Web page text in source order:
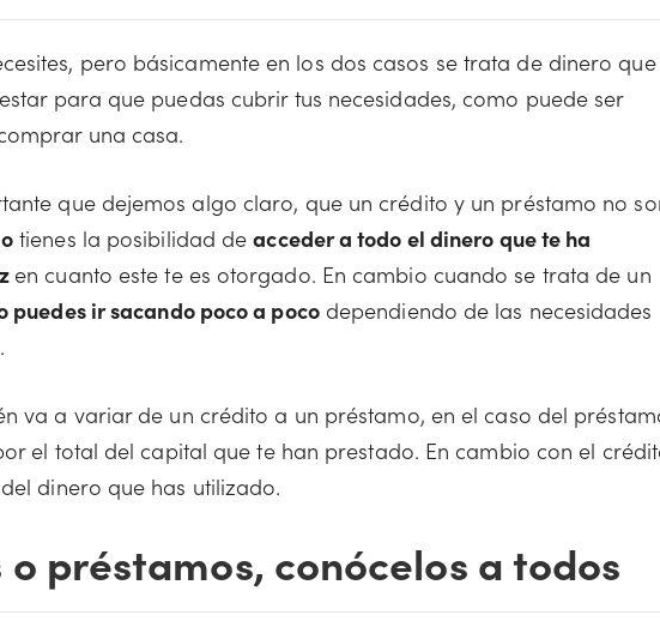
pero básicamente en los dos casos se trata de dinero que
para que puedas cubrir tus necesidades, como puede ser
una casa.
que dejemos algo claro, que un crédito y un préstamo no
tienes la posibilidad deacceder a todo el dinero que te ha
en cuanto este te es otorgado. En cambio cuando se trata de un
puedes ir sacando poco a pocodependiendo de las necesidades
va a variar de un crédito a un préstamo, en el caso del
el total del capital que te han prestado. En cambio con el
dinero que has utilizado.
préstamos, conócelos a todos